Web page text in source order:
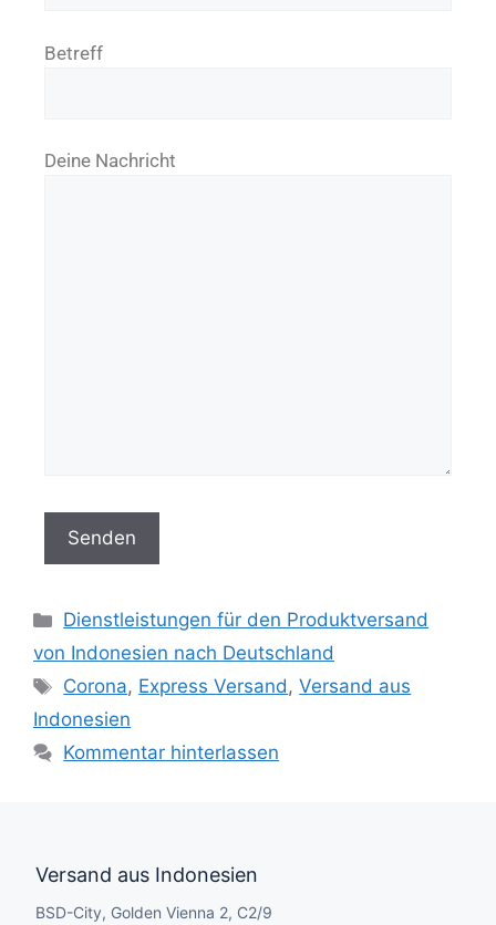
Betreff
Deine Nachricht
Dienstleistungen für den Produktversand
von Indonesien nach Deutschland
Corona, Express Versand,Versand aus
Indonesien
Kommentar hinterlassen
Versand aus Indonesien
BSD-City, Golden Vienna 2, C2/9